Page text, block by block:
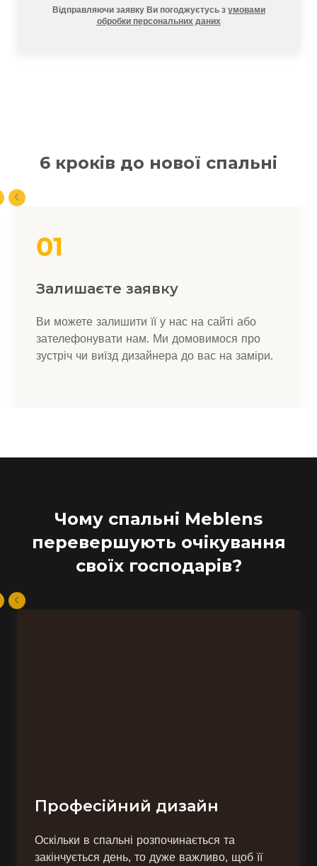
Відправляючи заявку Ви погоджуєтусь з умовами
обробки персональних даних
6 кроків до нової спальні
Залишаєте заявку
Ви можете залишити її у нас на сайті або
зателефонувати нам. Ми домовимося про
зустріч чи виїзд дизайнера до вас на заміри.
Чому спальні Meblens
перевершують очікування
своїх господарів?
Професійний дизайн
Оскільки в спальні розпочинається та
закінчується день, то дуже важливо, щоб її